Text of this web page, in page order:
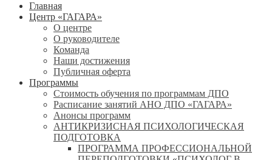
Главная
Центр «ГАГАРА»
О центре
О руководителе
Команда
Наши достижения
Публичная оферта
Программы
Стоимость обучения по программам ДПО
Расписание занятий АНО ДПО «ГАГАРА»
Анонсы программ
АНТИКРИЗИСНАЯ ПСИХОЛОГИЧЕСКАЯ
ПОДГОТОВКА
ПРОГРАММА ПРОФЕССИОНАЛЬНОЙ